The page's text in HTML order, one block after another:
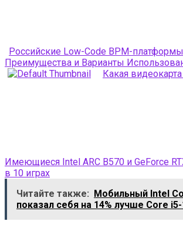
Российские Low-Code BPM-
Преимущества и Варианты
Какая
Имеющиеся Intel ARC B570 и GeForce
в 10 играх
Читайте также: Мобильный Intel
показал себя на 14% лучше Core